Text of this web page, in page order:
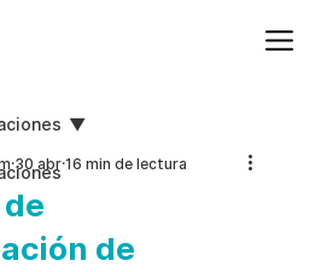
de
30 abr 16 min de lectura